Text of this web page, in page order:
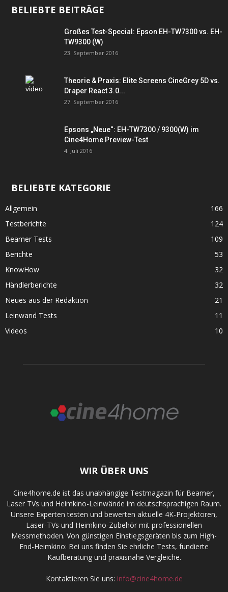
BELIEBTE BEITRÄGE
Großes Test-Special: Epson EH-TW7300 vs. EH-
TW9300 (W)
23. September 2016
Theorie & Praxis: Elite Screens CineGrey 5D vs.
Draper React 3.0...
27. September 2016
Epsons „Neue“: EH-TW7300 / 9300(W) im
Cine4Home Preview-Test
4. Juli 2016
BELIEBTE KATEGORIE
Allgemein
166
Testberichte
124
Beamer Tests
109
Berichte
53
KnowHow
32
Händlerberichte
32
Neues aus der Redaktion
21
Leinwand Tests
11
Videos
10
WIR ÜBER UNS
Cine4home.de ist das unabhängige Testmagazin für Beamer,
Laser TVs und Heimkino-Leinwände im deutschsprachigen Raum.
Unsere Experten testen und bewerten aktuelle 4K-Projektoren,
Laser-TVs und Heimkino-Zubehör mit professionellen
Messmethoden. Von günstigen Einstiegsgeräten bis zum High-
End-Heimkino: Bei uns finden Sie ehrliche Tests, fundierte
Kaufberatung und praxisnahe Vergleiche.
Kontaktieren Sie uns: info@cine4home.de